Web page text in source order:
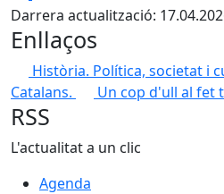
Darrera actualització:
Enllaços
Història. Política, societat i
Catalans.
Un cop d'ull al fet
RSS
L'actualitat a un clic
Agenda